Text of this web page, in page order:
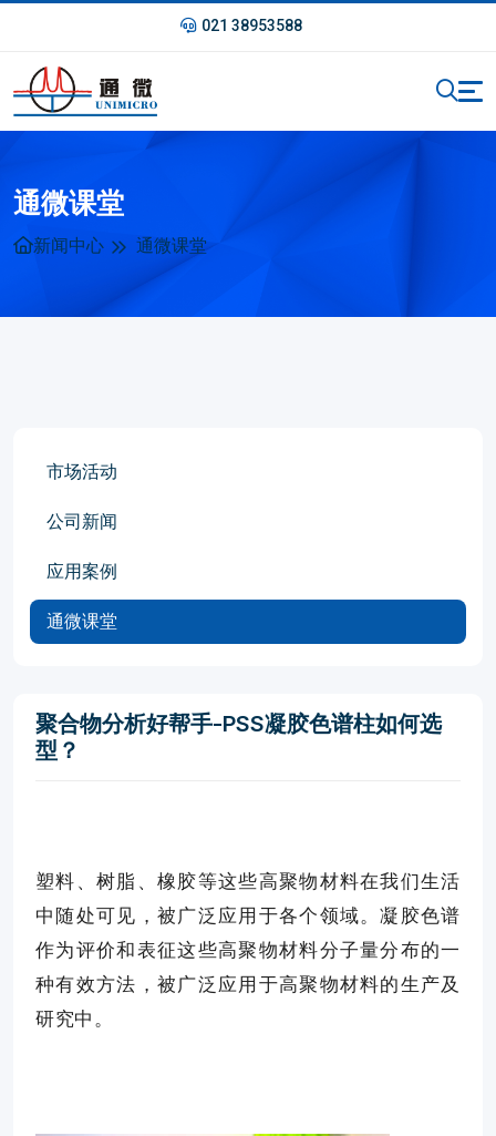
021 38953588
通微课堂
新闻中心 通微课堂
市场活动
公司新闻
应用案例
通微课堂
聚合物分析好帮手-PSS凝胶色谱柱如何选
型？
塑料、树脂、橡胶等这些高聚物材料在我们生活
中随处可见，被广泛应用于各个领域。凝胶色谱
作为评价和表征这些高聚物材料分子量分布的一
种有效方法，被广泛应用于高聚物材料的生产及
研究中。